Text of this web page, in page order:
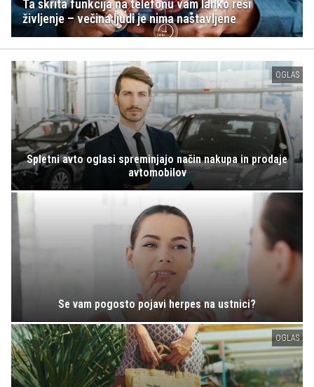
Ta skrita funkcija na telefonu vam lahko reši
življenje – večina ljudi je nima nastavljene
OGLAS
Spletni avto oglasi spreminjajo način nakupa in prodaje
avtomobilov
Se vam pogosto pojavi herpes na ustnici?
OGLAS